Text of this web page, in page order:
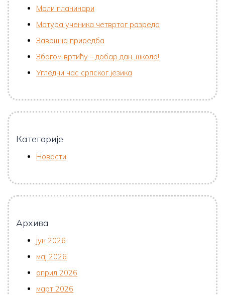
Мали планинари
Матура ученика четвртог разреда
Завршна приредба
Збогом вртићу – добар дан, школо!
Угледни час српског језика
Категорије
Новости
Архива
јун 2026
мај 2026
април 2026
март 2026